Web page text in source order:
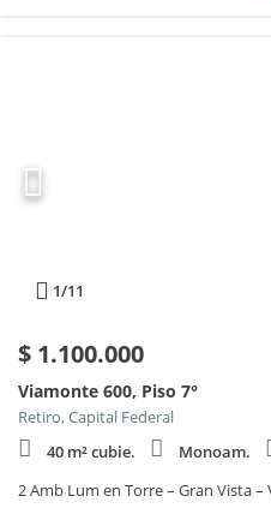
1/11
$ 1.100.000
Viamonte 600, Piso 7°
Retiro, Capital Federal
40 m² cubie.
Monoam.
2 Amb Lum en Torre – Gran Vista